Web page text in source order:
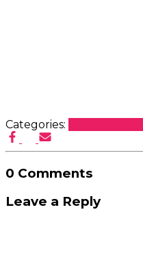
Categories:
0 Comments
Leave a Reply